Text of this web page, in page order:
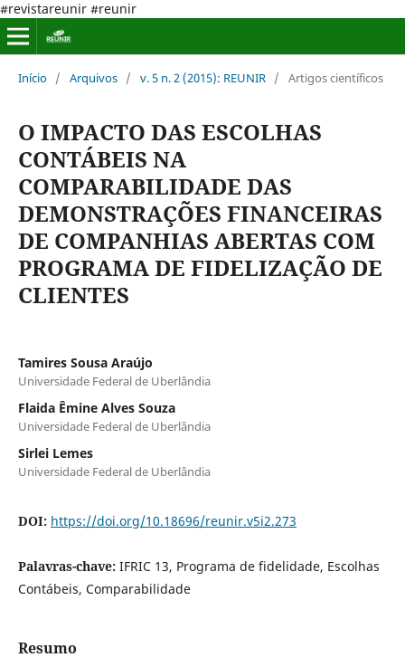
#revistareunir #reunir
Início / Arquivos / v. 5 n. 2 (2015): REUNIR / Artigos científicos
O IMPACTO DAS ESCOLHAS
CONTÁBEIS NA
COMPARABILIDADE DAS
DEMONSTRAÇÕES FINANCEIRAS
DE COMPANHIAS ABERTAS COM
PROGRAMA DE FIDELIZAÇÃO DE
CLIENTES
Tamires Sousa Araújo
Universidade Federal de Uberlândia
Flaida Êmine Alves Souza
Universidade Federal de Uberlândia
Sirlei Lemes
Universidade Federal de Uberlândia
DOI: https://doi.org/10.18696/reunir.v5i2.273
Palavras-chave: IFRIC 13, Programa de fidelidade, Escolhas
Contábeis, Comparabilidade
Resumo